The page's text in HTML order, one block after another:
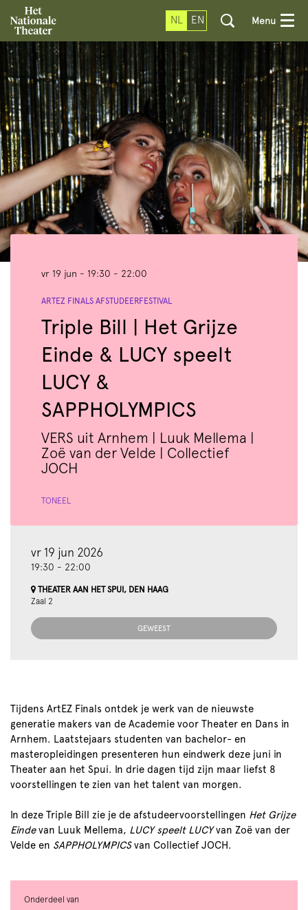
NL EN Menu
Triple Bill | Het Grijze
Einde & LUCY speelt
LUCY &
SAPPHOLYMPICS
VERS uit Arnhem | Luuk Mellema |
Zoë van der Velde | Collectief
JOCH
ARTEZ FINALS AFSTUDEERFESTIVAL
vr 19 jun - 19:30 - 22:00
TONEEL
vr 19 jun 2026
19:30 - 22:00
THEATER AAN HET SPUI, DEN HAAG
Zaal 2
GEWEEST
Tijdens ArtEZ Finals ontdek je werk van de nieuwste
generatie makers van de Academie voor Theater en Dans in
Arnhem. Laatstejaars studenten van bachelor- en
masteropleidingen presenteren hun eindwerk deze juni in
Theater aan het Spui. In drie dagen tijd zijn maar liefst 8
voorstellingen te zien van het talent van morgen.
In deze Triple Bill zie je de afstudeervoorstellingen Het Grijze
Eindevan Luuk Mellema, LUCY speelt LUCYvan Zoë van der
Velde en SAPPHOLYMPICSvan Collectief JOCH.
Onderdeel van